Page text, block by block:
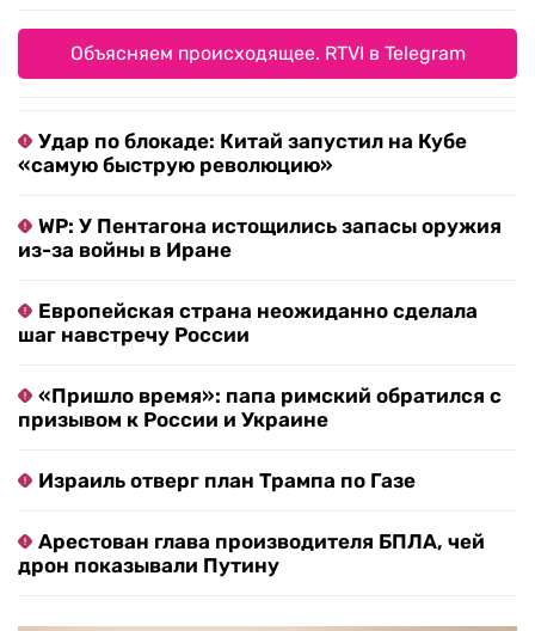
Объясняем происходящее. RTVI в Telegram
Удар по блокаде: Китай запустил на Кубе
«самую быструю революцию»
WP: У Пентагона истощились запасы оружия
из-за войны в Иране
Европейская страна неожиданно сделала
шаг навстречу России
«Пришло время»: папа римский обратился с
призывом к России и Украине
Израиль отверг план Трампа по Газе
Арестован глава производителя БПЛА, чей
дрон показывали Путину